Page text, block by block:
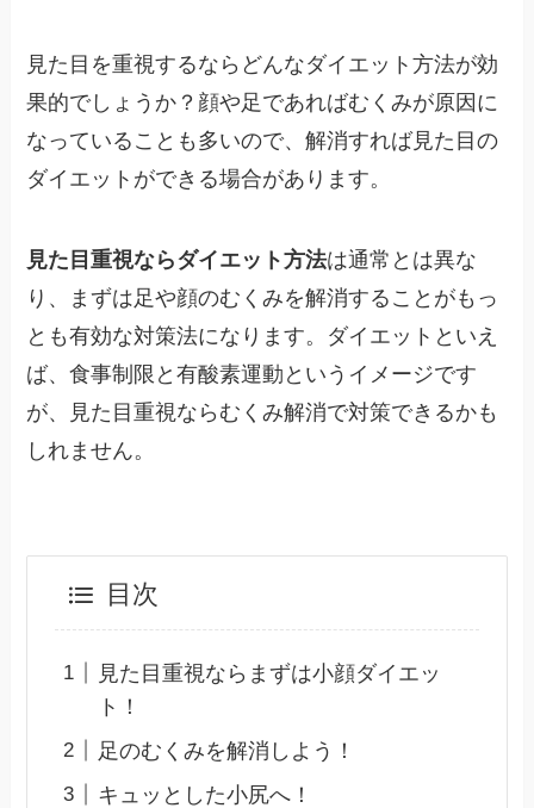
見た目を重視するならどんなダイエット方法が効
果的でしょうか？顔や足であればむくみが原因に
なっていることも多いので、解消すれば見た目の
ダイエットができる場合があります。
見た目重視ならダイエット方法は通常とは異な
り、まずは足や顔のむくみを解消することがもっ
とも有効な対策法になります。ダイエットといえ
ば、食事制限と有酸素運動というイメージです
が、見た目重視ならむくみ解消で対策できるかも
しれません。
目次
見た目重視ならまずは小顔ダイエッ
ト！
足のむくみを解消しよう！
キュッとした小尻へ！